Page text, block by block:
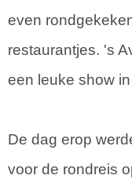
even
restaurantjes. 's
een leuke show
De dag erop
voor de rondreis